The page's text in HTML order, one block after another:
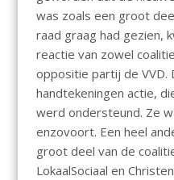
o
k
p
p
was zoals een groot
raad graag had gezien,
reactie van zowel
oppositie partij de VVD.
handtekeningen actie,
werd ondersteund. Ze
enzovoort. Een heel
groot deel van de
LokaalSociaal en